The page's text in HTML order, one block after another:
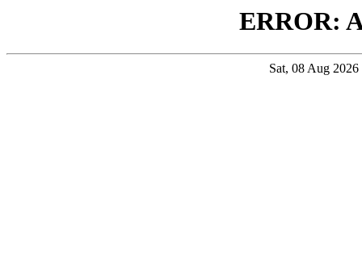
ERROR:
Sat, 08 Aug